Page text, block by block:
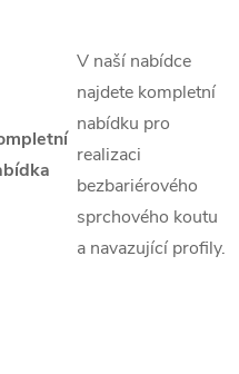
V naší nabídce
najdete kompletní
nabídku pro
realizaci
bezbariérového
sprchového koutu
a navazující profily.